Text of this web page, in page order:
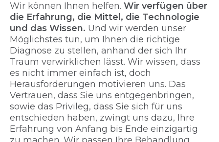
Wir können Ihnen helfen. Wir verfügen über
die Erfahrung, die Mittel, die Technologie
und das Wissen. Und wir werden unser
Möglichstes tun, um Ihnen die richtige
Diagnose zu stellen, anhand der sich Ihr
Traum verwirklichen lässt. Wir wissen, dass
es nicht immer einfach ist, doch
Herausforderungen motivieren uns. Das
Vertrauen, dass Sie uns entgegenbringen,
sowie das Privileg, dass Sie sich für uns
entschieden haben, zwingt uns dazu, Ihre
Erfahrung von Anfang bis Ende einzigartig